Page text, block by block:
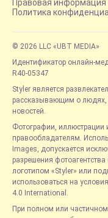
Правовая информация
Политика
© 2026 LLC «UBT MEDIA»
Идентификатор онлайн-
R40-05347
Styler является
рассказывающим о людях,
новостей.
Фотографии, иллюстрации
правообладателям.
Images, допускается
разрешения
логотипом «Styler» или
использоваться на
4.0 International.
При полном или